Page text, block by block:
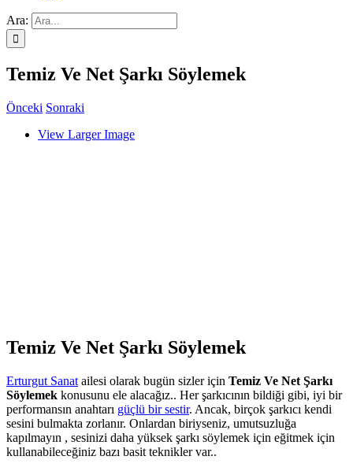
Ara:
Temiz Ve Net Şarkı Söylemek
Önceki Sonraki
View Larger Image
Temiz Ve Net Şarkı Söylemek
Erturgut Sanat ailesi olarak bugün sizler için Temiz Ve Net Şarkı
Söylemek konusunu ele alacağız.. Her şarkıcının bildiği gibi, iyi bir
performansın anahtarı güçlü bir sestir. Ancak, birçok şarkıcı kendi
sesini bulmakta zorlanır. Onlardan biriyseniz, umutsuzluğa
kapılmayın , sesinizi daha yüksek şarkı söylemek için eğitmek için
kullanabileceğiniz bazı basit teknikler var..